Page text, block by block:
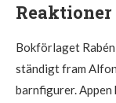
Reaktioner
Bokförlaget
ständigt fram
barnfigurer.